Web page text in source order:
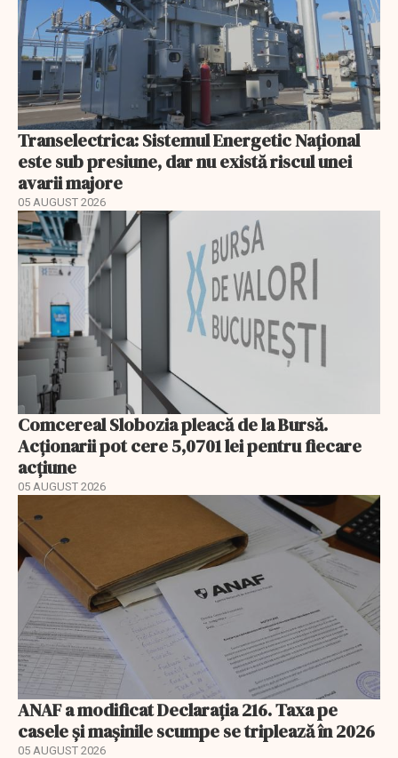
Transelectrica: Sistemul Energetic Național
este sub presiune, dar nu există riscul unei
avarii majore
05 AUGUST 2026
Comcereal Slobozia pleacă de la Bursă.
Acționarii pot cere 5,0701 lei pentru fiecare
acțiune
05 AUGUST 2026
ANAF a modificat Declarația 216. Taxa pe
casele și mașinile scumpe se triplează în 2026
05 AUGUST 2026